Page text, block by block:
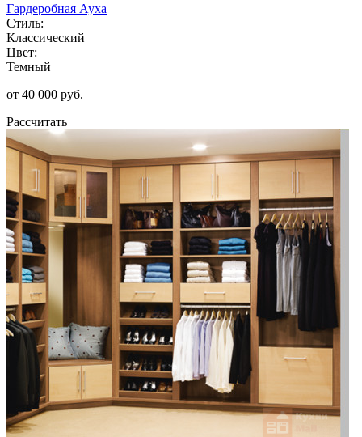
Гардеробная Ауха
Стиль:
Классический
Цвет:
Темный
от 40 000 руб.
Рассчитать